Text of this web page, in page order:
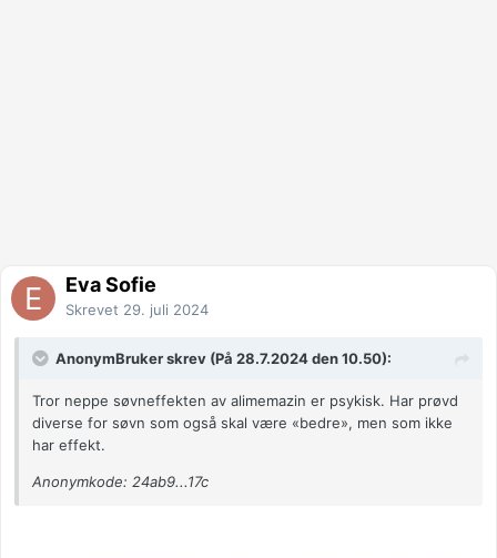
Eva Sofie
Skrevet 29. juli 2024
AnonymBruker skrev (På 28.7.2024 den 10.50):
Tror neppe søvneffekten av alimemazin er psykisk. Har prøvd
diverse for søvn som også skal være «bedre», men som ikke
har effekt.
Anonymkode: 24ab9...17c